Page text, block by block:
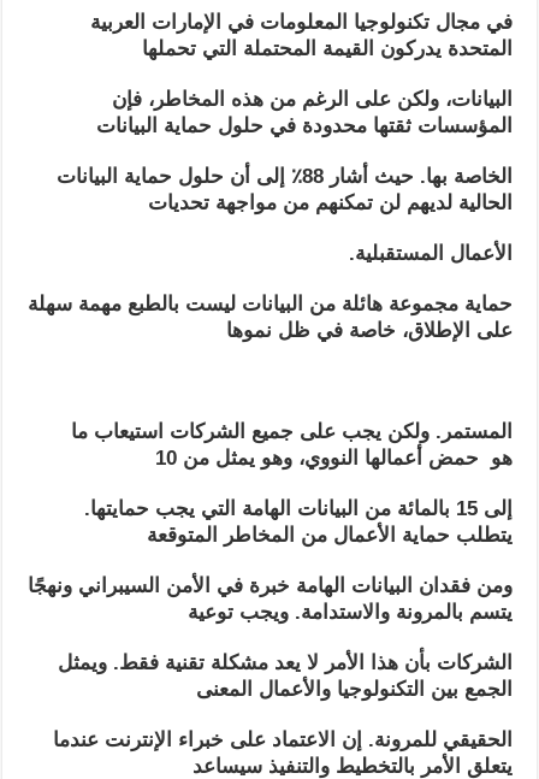
في مجال تكنولوجيا المعلومات في الإمارات العربية
المتحدة يدركون القيمة المحتملة التي تحملها
البيانات، ولكن على الرغم من هذه المخاطر، فإن
المؤسسات ثقتها محدودة في حلول حماية البيانات
الخاصة بها. حيث أشار 88٪ إلى أن حلول حماية البيانات
الحالية لديهم لن تمكنهم من مواجهة تحديات
الأعمال المستقبلية.
حماية مجموعة هائلة من البيانات ليست بالطبع مهمة سهلة
على الإطلاق، خاصة في ظل نموها
المستمر. ولكن يجب على جميع الشركات استيعاب ما
هو حمض أعمالها النووي، وهو يمثل من 10
إلى 15 بالمائة من البيانات الهامة التي يجب حمايتها.
يتطلب حماية الأعمال من المخاطر المتوقعة
ومن فقدان البيانات الهامة خبرة في الأمن السيبراني ونهجًا
يتسم بالمرونة والاستدامة. ويجب توعية
الشركات بأن هذا الأمر لا يعد مشكلة تقنية فقط. ويمثل
الجمع بين التكنولوجيا والأعمال المعنى
الحقيقي للمرونة. إن الاعتماد على خبراء الإنترنت عندما
يتعلق الأمر بالتخطيط والتنفيذ سيساعد